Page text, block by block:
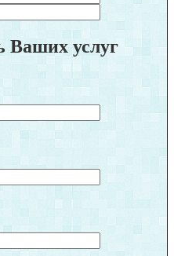
Ваших услуг